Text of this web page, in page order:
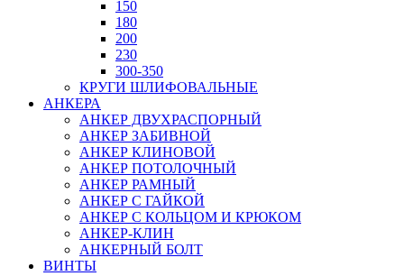
150
180
200
230
300-350
КРУГИ ШЛИФОВАЛЬНЫЕ
АНКЕРА
АНКЕР ДВУХРАСПОРНЫЙ
АНКЕР ЗАБИВНОЙ
АНКЕР КЛИНОВОЙ
АНКЕР ПОТОЛОЧНЫЙ
АНКЕР РАМНЫЙ
АНКЕР С ГАЙКОЙ
АНКЕР С КОЛЬЦОМ И КРЮКОМ
АНКЕР-КЛИН
АНКЕРНЫЙ БОЛТ
ВИНТЫ